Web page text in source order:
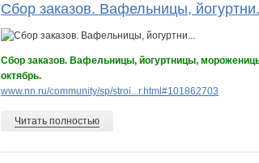
Сбор заказов. Вафельницы,
Сбор заказов. Вафельницы, йогуртницы,
октябрь.
www.nn.ru/community/sp/stroi...r.html#101862703
Читать полностью